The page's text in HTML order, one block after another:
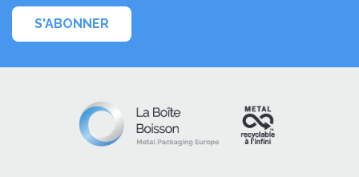
S'ABONNER